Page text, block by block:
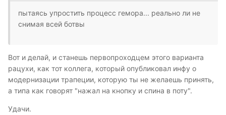
пытаясь упростить процесс гемора... реально ли не
снимая всей ботвы
Вот и делай, и станешь первопроходцем этого варианта
рацухи, как тот коллега, который опубликовал инфу о
модернизации трапеции, которую ты не желаешь принять,
а типа как говорят "нажал на кнопку и спина в поту".
Удачи.